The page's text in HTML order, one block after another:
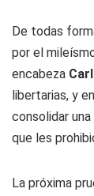
De todas
por el
encabeza
libertarias, y en
consolidar
que les
La próxima